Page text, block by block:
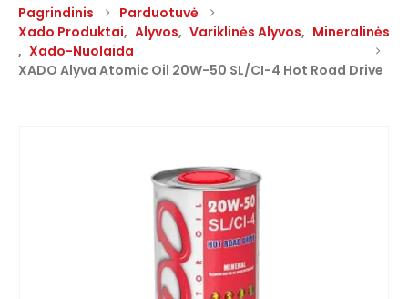
Pagrindinis
Parduotuvė
Xado Produktai, Alyvos, Variklinės Alyvos, Mineralinės
, Xado-Nuolaida
XADO Alyva Atomic Oil 20W-50 SL/CI-4 Hot Road Drive